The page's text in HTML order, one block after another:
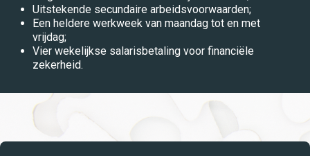
Uitstekende secundaire arbeidsvoorwaarden;
Een heldere werkweek van maandag tot en met
vrijdag;
Vier wekelijkse salarisbetaling voor financiële
zekerheid.
locatie
Arcen